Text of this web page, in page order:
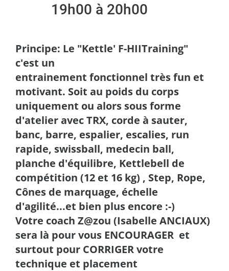
19h00 à 20h00
Principe: Le "Kettle' F-HIITraining"
c'est un
entrainement fonctionnel très fun et
motivant. Soit au poids du corps
uniquement ou alors sous forme
d'atelier avec TRX, corde à sauter,
banc, barre, espalier, escalies, run
rapide, swissball, medecin ball,
planche d'équilibre, Kettlebell de
compétition (12 et 16 kg) , Step, Rope,
Cônes de marquage, échelle
d'agilité...et bien plus encore :-)
Votre coach Z@zou (Isabelle ANCIAUX)
sera là pour vous ENCOURAGER et
surtout pour CORRIGER votre
technique et placement